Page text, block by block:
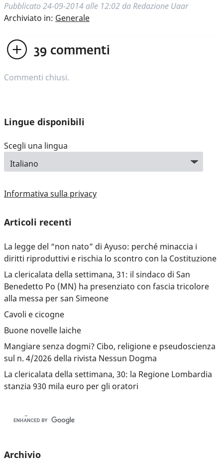
Pubblicato 24-09-2014 alle 12:02 da Redazione Uaar
Archiviato in: Generale
39 commenti
Commenti chiusi.
Lingue disponibili
Scegli una lingua
Informativa sulla privacy
Articoli recenti
La legge del “non nato” di Ayuso: perché minaccia i
diritti riproduttivi e rischia lo scontro con la Costituzione
La clericalata della settimana, 31: il sindaco di San
Benedetto Po (MN) ha presenziato con fascia tricolore
alla messa per san Simeone
Cavoli e cicogne
Buone novelle laiche
Mangiare senza dogmi? Cibo, religione e pseudoscienza
sul n. 4/2026 della rivista Nessun Dogma
La clericalata della settimana, 30: la Regione Lombardia
stanzia 930 mila euro per gli oratori
Archivio